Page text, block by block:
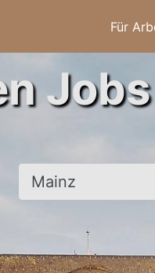
Für
Ort, Stadt